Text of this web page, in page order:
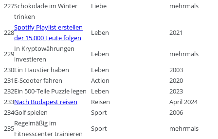
227Schokolade im Winter
trinken
Liebe mehrmals
228
Spotify Playlist erstellen
der 15.000 Leute folgen
Leben 2021
229
In Kryptowährungen
investieren
Leben
mehrmals
230Ein Haustier haben Leben
2003
231E-Scooter fahren Action
2020
232Ein 500-Teile Puzzle legen Leben
2023
233Nach Budapest reisen Reisen
April 2024
234Golf spielen Sport
2006
235
Regelmäßig im
Fitnesscenter trainieren
Sport
mehrmals